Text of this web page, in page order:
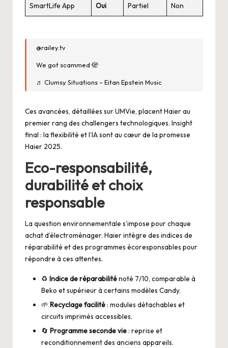
SmartLife App Oui Partiel Non
@railey.tv
We got scammed 🫣
♬ Clumsy Situations – Eitan Epstein Music
Ces avancées, détaillées surUMVie, placent Haier au
premier rang des challengers technologiques. Insight
final : la flexibilité et l’IA sont au cœur de la promesse
Haier 2025.
Eco-responsabilité,
durabilité et choix
responsable
La question environnementale s’impose pour chaque
achat d’électroménager. Haier intègre des indices de
réparabilité et des programmes écoresponsables pour
répondre à ces attentes.
♻️ Indice de réparabiliténoté 7/10, comparable à
Beko et supérieur à certains modèles Candy.
🌱 Recyclage facilité: modules détachables et
circuits imprimés accessibles.
🔄 Programme seconde vie: reprise et
reconditionnement des anciens appareils.